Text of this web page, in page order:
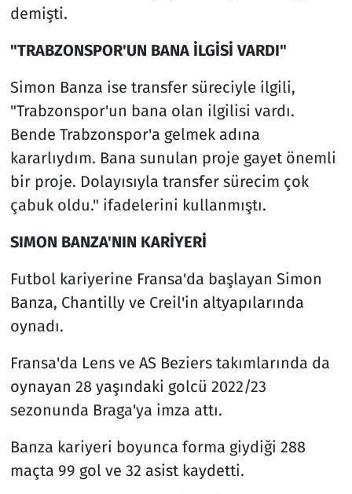
demişti.
"TRABZONSPOR'UN BANA İLGİSİ VARDI"
Simon Banza ise transfer süreciyle ilgili,
"Trabzonspor'un bana olan ilgilisi vardı.
Bende Trabzonspor'a gelmek adına
kararlıydım. Bana sunulan proje gayet önemli
bir proje. Dolayısıyla transfer sürecim çok
çabuk oldu." ifadelerini kullanmıştı.
SIMON BANZA'NIN KARİYERİ
Futbol kariyerine Fransa'da başlayan Simon
Banza, Chantilly ve Creil'in altyapılarında
oynadı.
Fransa'da Lens ve AS Beziers takımlarında da
oynayan 28 yaşındaki golcü 2022/23
sezonunda Braga'ya imza attı.
Banza kariyeri boyunca forma giydiği 288
maçta 99 gol ve 32 asist kaydetti.